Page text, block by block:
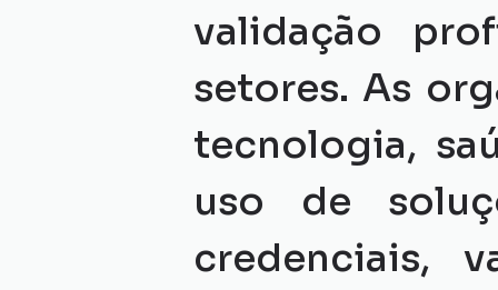
validação
setores. As
tecnologia,
uso de
credenciais,